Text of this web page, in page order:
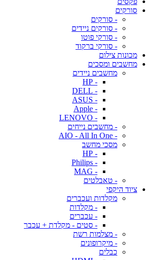
סורקים
- סורקים
- סורקים ניידים
- סורקי פוטו
- סורקי ברקוד
מכונות צילום
מחשבים ומסכים
מחשבים ניידים
- HP
- DELL
- ASUS
- Apple
- LENOVO
- מחשבים נייחים
- AIO - All In One
מסכי מחשב
- HP
- Philips
- MAG
- טאבלטים
ציוד היקפי
מקלדות ועכברים
- מקלדות
- עכברים
- סטים - מקלדת + עכבר
- מצלמות רשת
- מיקרופונים
כבלים